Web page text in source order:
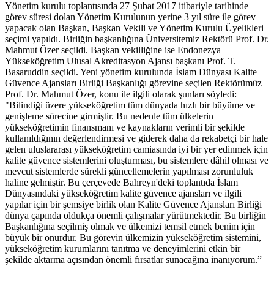
Yönetim kurulu toplantısında 27 Şubat 2017 itibariyle tarihinde
görev süresi dolan Yönetim Kurulunun yerine 3 yıl süre ile görev
yapacak olan Başkan, Başkan Vekili ve Yönetim Kurulu Üyelikleri
seçimi yapıldı. Birliğin başkanlığına Üniversitemiz Rektörü Prof. Dr.
Mahmut Özer seçildi. Başkan vekilliğine ise Endonezya
Yükseköğretim Ulusal Akreditasyon Ajansı başkanı Prof. T.
Basaruddin seçildi. Yeni yönetim kurulunda İslam Dünyası Kalite
Güvence Ajansları Birliği Başkanlığı görevine seçilen Rektörümüz
Prof. Dr. Mahmut Özer, konu ile ilgili olarak şunları söyledi:
"Bilindiği üzere yükseköğretim tüm dünyada hızlı bir büyüme ve
genişleme sürecine girmiştir. Bu nedenle tüm ülkelerin
yükseköğretimin finansmanı ve kaynakların verimli bir şekilde
kullanıldığının değerlendirmesi ve giderek daha da rekabetçi bir hale
gelen uluslararası yükseköğretim camiasında iyi bir yer edinmek için
kalite güvence sistemlerini oluşturması, bu sistemlere dâhil olması ve
mevcut sistemlerde sürekli güncellemelerin yapılması zorunluluk
haline gelmiştir. Bu çerçevede Bahreyn'deki toplantıda İslam
Dünyasındaki yükseköğretim kalite güvence ajansları ve ilgili
yapılar için bir şemsiye birlik olan Kalite Güvence Ajansları Birliği
dünya çapında oldukça önemli çalışmalar yürütmektedir. Bu birliğin
Başkanlığına seçilmiş olmak ve ülkemizi temsil etmek benim için
büyük bir onurdur. Bu görevin ülkemizin yükseköğretim sistemini,
yükseköğretim kurumlarını tanıtma ve deneyimlerini etkin bir
şekilde aktarma açısından önemli fırsatlar sunacağına inanıyorum.”